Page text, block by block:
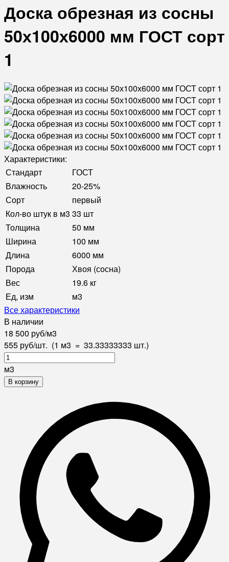
Доска обрезная из сосны
50х100х6000 мм ГОСТ сорт
1
Характеристики:
Стандарт
ГОСТ
Влажность
20-25%
Сорт
первый
Кол-во штук в м3 33 шт
Толщина
50 мм
Ширина
100 мм
Длина
6000 мм
Порода
Хвоя (сосна)
Вес
19.6 кг
Ед, изм
м3
Все характеристики
В наличии
18 500 руб/м3
555 руб/шт. (1 м3 = 33.33333333 шт.)
м3
В корзину